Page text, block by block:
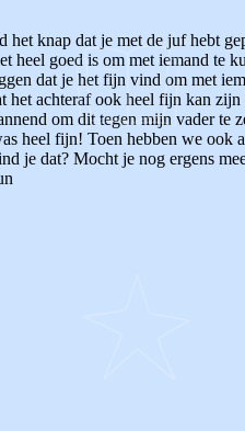
knap dat je met de juf hebt
heel goed is om met iemand te
dat je het fijn vind om met
het achteraf ook heel fijn kan zijn
om dit tegen mijn vader te
heel fijn! Toen hebben we ook
je dat? Mocht je nog ergens